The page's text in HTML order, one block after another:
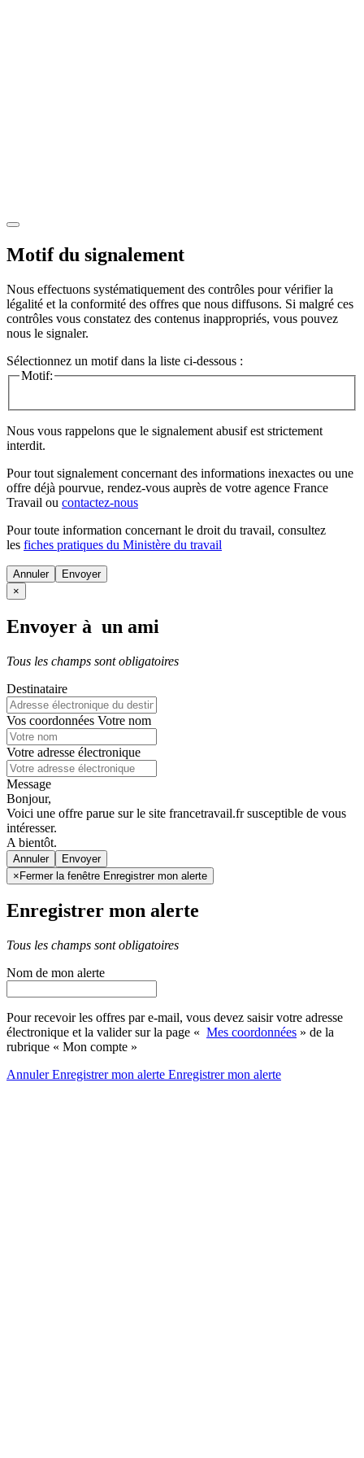
Motif du signalement
Nous effectuons systématiquement des contrôles pour vérifier la
légalité et la conformité des offres que nous diffusons. Si malgré ces
contrôles vous constatez des contenus inappropriés, vous pouvez
nous le signaler.
Sélectionnez un motif dans la liste ci-dessous :
Motif:
Nous vous rappelons que le signalement abusif est strictement
interdit.
Pour tout signalement concernant des informations inexactes ou une
offre déjà pourvue, rendez-vous auprès de votre agence France
Travail ou contactez-nous
Pour toute information concernant le droit du travail, consultez
les fiches pratiques du Ministère du travail
Annuler
×
Envoyer à un ami
Tous les champs sont obligatoires
Destinataire
Vos coordonnées Votre nom
Votre adresse électronique
Message
Bonjour,
Voici une offre parue sur le site francetravail.fr susceptible de vous
intéresser.
A bientôt.
Annuler
×Fermer la fenêtre Enregistrer mon alerte
Enregistrer mon alerte
Tous les champs sont obligatoires
Nom de mon alerte
Pour recevoir les offres par e-mail, vous devez saisir votre adresse
électronique et la valider sur la page « Mes coordonnées » de la
rubrique « Mon compte »
AnnulerEnregistrer mon alerte Enregistrermon alerte